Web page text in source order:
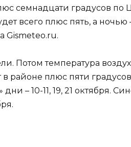
семнадцати градусов по
всего плюс пять, а
Gismeteo.ru.
Потом температура
районе плюс пяти
– 10-11, 19, 21 октября.